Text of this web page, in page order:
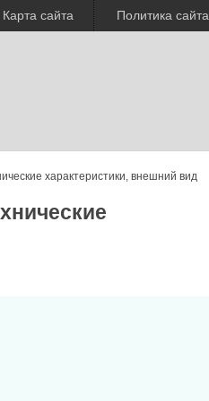
Карта сайта Политика сайта
характеристики, внешний вид